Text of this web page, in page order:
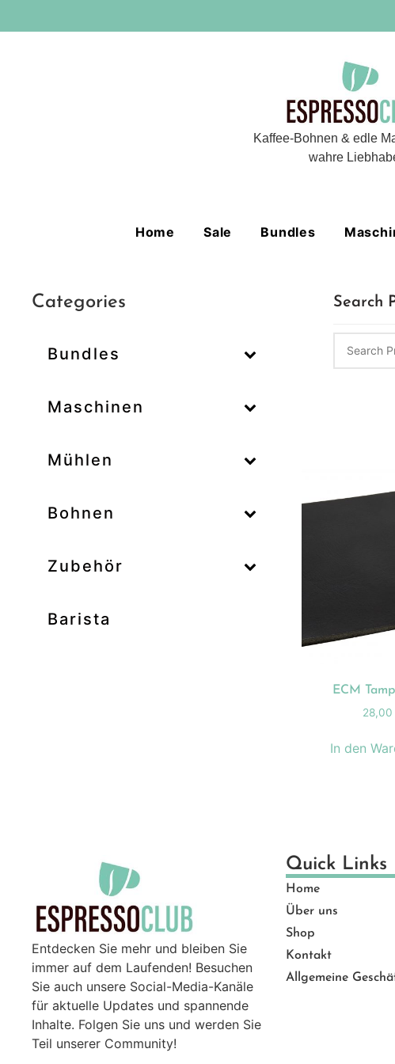
Kaffee-Bohnen & edle
wahre
Home Sale Bundles
Categories
Bundles
Maschinen
–
Mühlen
–
Bohnen
–
Zubehör
Barista
Search
Zum
Bundles
Service(0)
Zubehör
ECM
In den
Entdecken Sie mehr und bleiben Sie
immer auf dem Laufenden! Besuchen
Sie auch unsere Social-Media-Kanäle
für aktuelle Updates und spannende
Inhalte. Folgen Sie uns und werden Sie
Teil unserer Community!
Quick Links
Home
Über uns
Shop
Kontakt
Allgemeine